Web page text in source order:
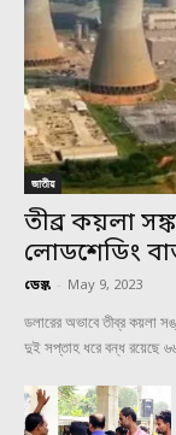
জাতীয়
তীব্র কয়লা
লোডশেডিং
ডেস্ক - May 9, 2023
ডলারের অভাবে তীব্র কয়লা
দুই সপ্তাহ ধরে বন্ধ রয়েছে